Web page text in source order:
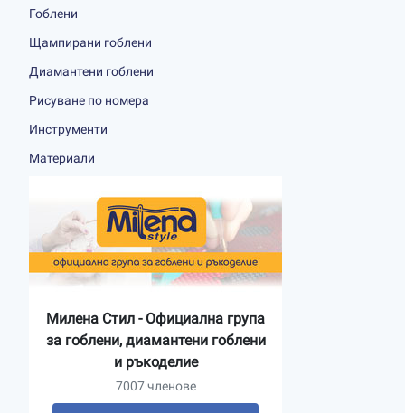
Гоблени
Щампирани гоблени
Диамантени гоблени
Рисуване по номера
Инструменти
Материали
Милена Стил - Официална група
за гоблени, диамантени гоблени
и ръкоделие
7007 членове